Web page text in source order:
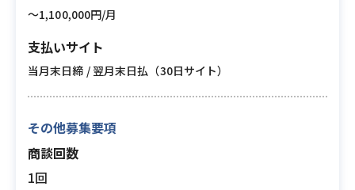
〜1,100,000円/月
支払いサイト
当月末日締 / 翌月末日払（30日サイト）
その他募集要項
商談回数
1回